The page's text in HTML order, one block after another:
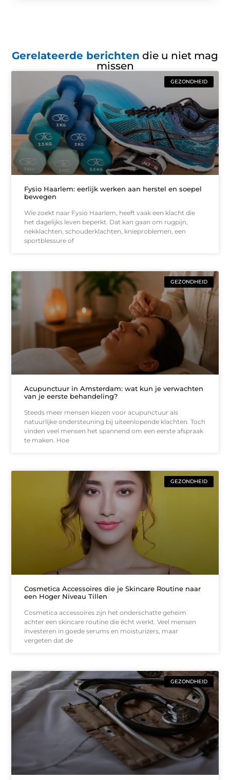
Gerelateerde berichten die u niet mag
missen
GEZONDHEID
Fysio Haarlem: eerlijk werken aan herstel en soepel
bewegen
Wie zoekt naar Fysio Haarlem, heeft vaak een klacht die
het dagelijks leven beperkt. Dat kan gaan om rugpijn,
nekklachten, schouderklachten, knieproblemen, een
sportblessure of
GEZONDHEID
Acupunctuur in Amsterdam: wat kun je verwachten
van je eerste behandeling?
Steeds meer mensen kiezen voor acupunctuur als
natuurlijke ondersteuning bij uiteenlopende klachten. Toch
vinden veel mensen het spannend om een eerste afspraak
te maken. Hoe
GEZONDHEID
Cosmetica Accessoires die je Skincare Routine naar
een Hoger Niveau Tillen
Cosmetica accessoires zijn het onderschatte geheim
achter een skincare routine die écht werkt. Veel mensen
investeren in goede serums en moisturizers, maar
vergeten dat de
GEZONDHEID